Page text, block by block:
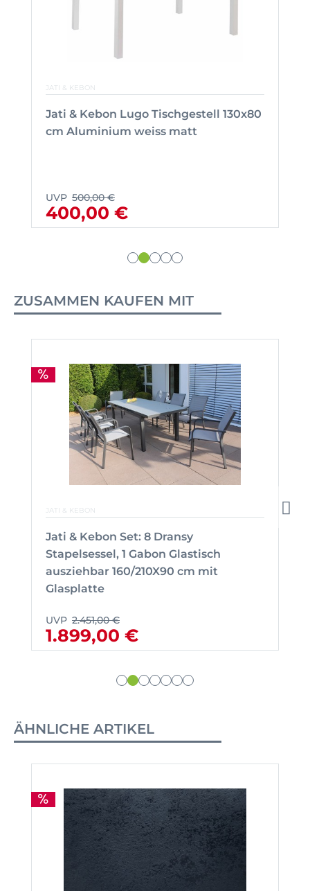
JATI & KEBON
Jati & Kebon Lugo Tischgestell 130x80
cm Aluminium weiss matt
UVP 500,00 €
400,00 €
ZUSAMMEN KAUFEN MIT
JATI & KEBON
Jati & Kebon Set: 8 Dransy
Stapelsessel, 1 Gabon Glastisch
ausziehbar 160/210X90 cm mit
Glasplatte
UVP 2.451,00 €
1.899,00 €
ÄHNLICHE ARTIKEL